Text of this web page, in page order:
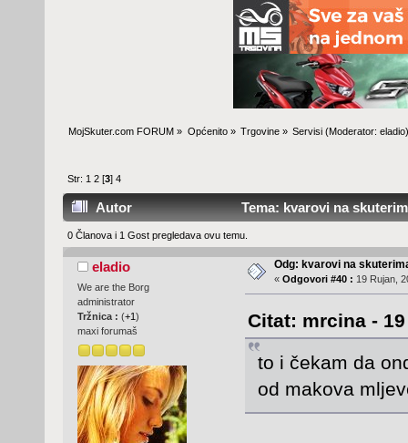
MojSkuter.com FORUM » Općenito» Trgovine» Servisi (Moderator:eladio
Str: 1 2 [3]4
Autor Tema: kvarovi na
0 Članova i 1 Gost pregledava ovu temu.
eladio
We are the Borg
administrator
Tržnica : (+1 )
maxi forumaš
Odg: kvarovi na
« Odgovori #40 : 19 Rujan,
Citat: mrcina -
to i čekam da
od makova